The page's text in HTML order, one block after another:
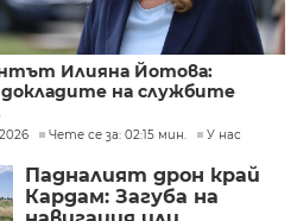
Илияна Йотова:
на службите
Чете се за: 02:15 мин. У нас
Падналият дрон край
Кардам: Загуба на